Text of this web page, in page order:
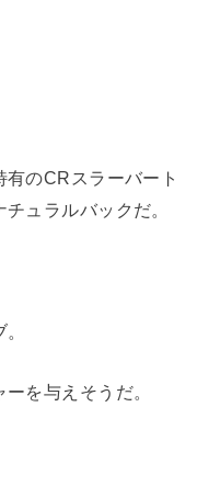
のCRスラーバート
ュラルバックだ。
を与えそうだ。